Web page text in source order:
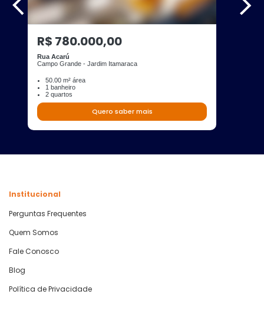
R$ 780.000,00
Rua Acarú
Campo Grande - Jardim Itamaraca
50.00 m² área
1 banheiro
2 quartos
Quero saber mais
Institucional
Perguntas Frequentes
Quem Somos
Fale Conosco
Blog
Política de Privacidade